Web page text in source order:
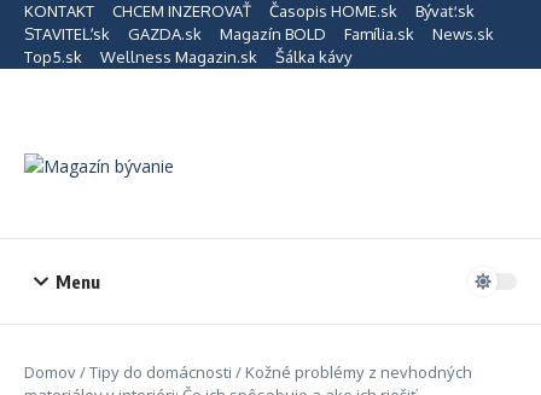
Preskočiť na obsah
KONTAKT CHCEM INZEROVAŤ Časopis HOME.sk
Bývať.sk
STAVITEĽ.sk
GAZDA.sk Magazín BOLD Família.sk
News.sk
Top5.sk
Wellness Magazin.sk Šálka kávy
Menu
Domov/Tipy do domácnosti / Kožné problémy z nevhodných